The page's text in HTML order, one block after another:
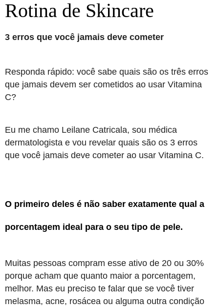
Rotina de Skincare
3 erros que você jamais deve cometer
Responda rápido: você sabe quais são os três erros
que jamais devem ser cometidos ao usar Vitamina
C?
Eu me chamo Leilane Catricala, sou médica
dermatologista e vou revelar quais são os 3 erros
que você jamais deve cometer ao usar Vitamina C.
O primeiro deles é não saber exatamente qual a
porcentagem ideal para o seu tipo de pele.
Muitas pessoas compram esse ativo de 20 ou 30%
porque acham que quanto maior a porcentagem,
melhor. Mas eu preciso te falar que se você tiver
melasma, acne, rosácea ou alguma outra condição